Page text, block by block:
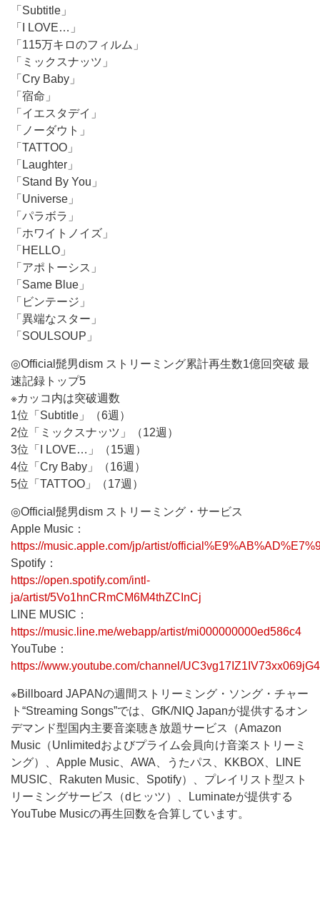
「Subtitle」
「I LOVE…」
「115万キロのフィルム」
「ミックスナッツ」
「Cry Baby」
「宿命」
「イエスタデイ」
「ノーダウト」
「TATTOO」
「Laughter」
「Stand By You」
「Universe」
「パラボラ」
「ホワイトノイズ」
「HELLO」
「アポトーシス」
「Same Blue」
「ビンテージ」
「異端なスター」
「SOULSOUP」
◎Official髭男dism ストリーミング累計再生数1億回突破 最
速記録トップ5
※カッコ内は突破週数
1位「Subtitle」（6週）
2位「ミックスナッツ」（12週）
3位「I LOVE…」（15週）
4位「Cry Baby」（16週）
5位「TATTOO」（17週）
◎Official髭男dism ストリーミング・サービス
Apple Music：
https://music.apple.com/jp/artist/
Spotify：
https://open.spotify.com/intl-
ja/artist/5Vo1hnCRmCM6M4thZCInCj
LINE MUSIC：
https://music.line.me/webapp/artist/mi000000000ed586c4
YouTube：
https://www.youtube.com/channel/
※Billboard JAPANの週間ストリーミング・ソング・チャー
ト“Streaming Songs”では、GfK/NIQ Japanが提供するオン
デマンド型国内主要音楽聴き放題サービス（Amazon
Music（Unlimitedおよびプライム会員向け音楽ストリーミ
ング）、Apple Music、AWA、うたパス、KKBOX、LINE
MUSIC、Rakuten Music、Spotify）、プレイリスト型スト
リーミングサービス（dヒッツ）、Luminateが提供する
YouTube Musicの再生回数を合算しています。